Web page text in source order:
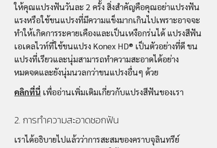
ให้คุณแปรงฟันวันละ 2 ครั้ง สิ่งสำคัญคือคุณอย่าแปรงฟัน
แรงหรือใช้ขนแปรงที่มีความแข็งมากเกินไปเพราะอาจจะ
ทำให้เกิดการระคายเคืองและเป็นเหงือกร่นได้ แปรงสีฟัน
เอเดลไวท์ที่ใช้ขนแปรง Konex HD® เป็นตัวอย่างที่ดี ขน
แปรงที่เรียวและนุ่มสามารถทำความสะอาดได้อย่าง
หมดจดและยังนุ่มนวลกว่าขนแปรงอื่นๆ ด้วย
คลิกที่นี่ เพื่ออ่านเพิ่มเติมเกี่ยวกับแปรงสีฟันของเรา
2. การทำความสะอาดซอกฟัน
เราได้อธิบายไปแล้วว่าการสะสมของคราบจุลินทรีย์